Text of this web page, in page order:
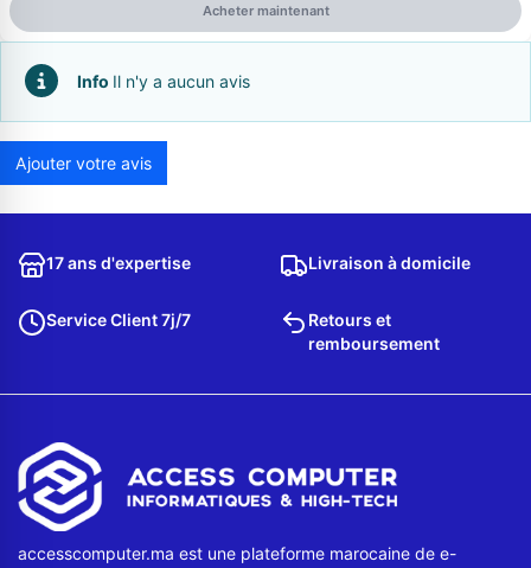
Appelez-nous au
06 37 08 07 06
Contactez-nous
Envoyer un message
Acheter maintenant
Info Il n'y a aucun avis
Ajouter votre avis
17 ans d'expertise Livraison à domicile
Service Client 7j/7
Retours et
remboursement
accesscomputer.ma est une plateforme marocaine de e-